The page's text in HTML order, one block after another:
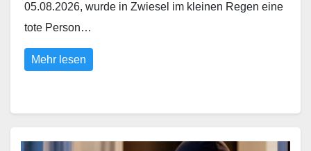
05.08.2026, wurde in Zwiesel im kleinen Regen eine
tote Person…
Mehr lesen